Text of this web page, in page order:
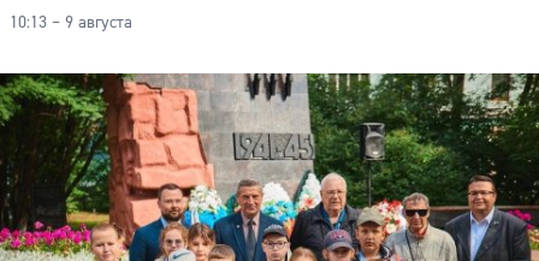
10:13 – 9 августа